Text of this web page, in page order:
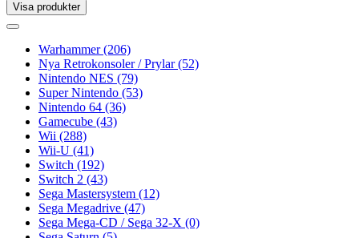
Visa produkter
Toggle
Toggle
navigationWarhammer(206)
Nya Retrokonsoler / Prylar(52)
Nintendo NES (79)
Super Nintendo (53)
Nintendo 64 (36)
Gamecube (43)
Wii (288)
Wii-U (41)
Switch (192)
Switch 2 (43)
Sega Mastersystem (12)
Sega Megadrive (47)
Sega Mega-CD / Sega 32-X (0)